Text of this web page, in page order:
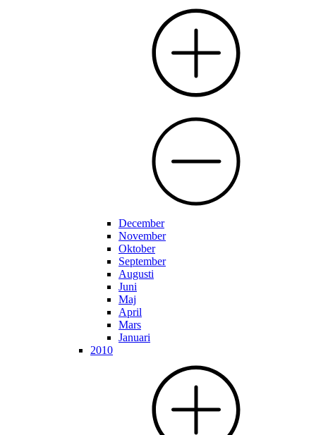
December
November
Oktober
September
Augusti
Juni
Maj
April
Mars
Januari
2010